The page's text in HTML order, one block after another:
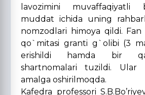
lavozimini muvaffaqiyatli
muddat ichida uning
nomzodlari himoya qildi.
qo`mitasi granti g`olibi (3
erishildi hamda bir
shartnomalari tuzildi. Ular
amalga oshirilmoqda.
Kafedra professori